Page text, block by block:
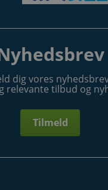
dig vores
relevante tilbud og
Tilmeld